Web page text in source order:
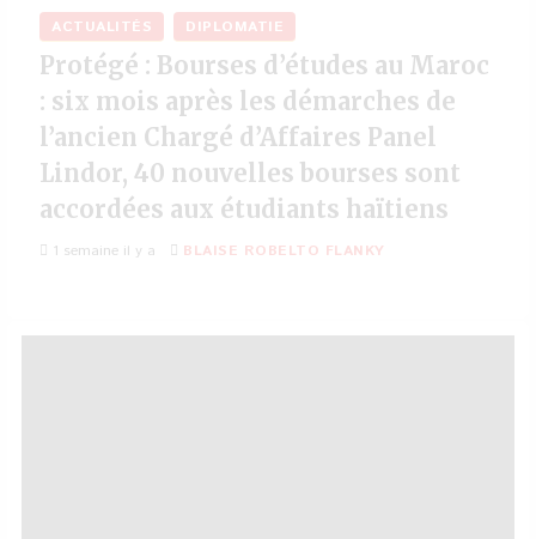
ACTUALITÉS DIPLOMATIE
Protégé : Bourses d’études au Maroc
: six mois après les démarches de
l’ancien Chargé d’Affaires Panel
Lindor, 40 nouvelles bourses sont
accordées aux étudiants haïtiens
1 semaine il y a BLAISE ROBELTO FLANKY